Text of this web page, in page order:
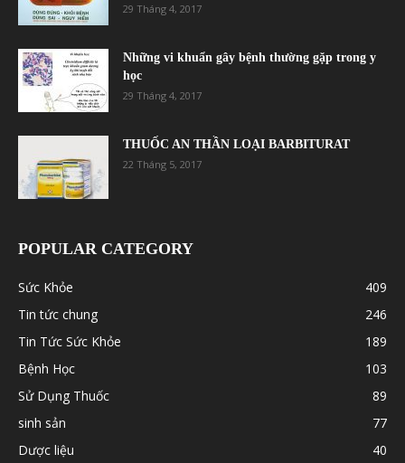
29 Tháng 4, 2017
Những vi khuẩn gây bệnh thường gặp trong y
học
29 Tháng 4, 2017
THUỐC AN THẦN LOẠI BARBITURAT
22 Tháng 5, 2017
POPULAR CATEGORY
Sức Khỏe
409
Tin tức chung
246
Tin Tức Sức Khỏe
189
Bệnh Học
103
Sử Dụng Thuốc
89
sinh sản
77
Dược liệu
40